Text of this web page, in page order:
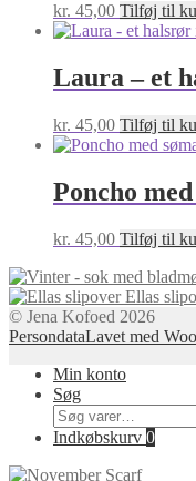
kr. 45,00 Tilføj til
Laura – et
kr. 45,00 Tilføj til
Poncho
kr. 45,00 Tilføj til
Ellas
© Jena Kofoed 2026
PersondataLavet med
Min konto
Søg
Søg
efter:
Indkøbskurv 0